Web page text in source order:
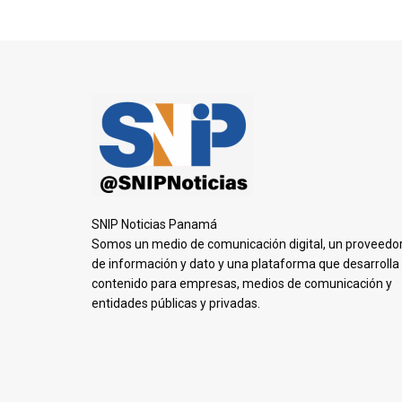
SNIP Noticias Panamá
Somos un medio de comunicación digital, un
de información y dato y una plataforma que desarrolla
contenido para empresas, medios de comunicación y
entidades públicas y privadas.